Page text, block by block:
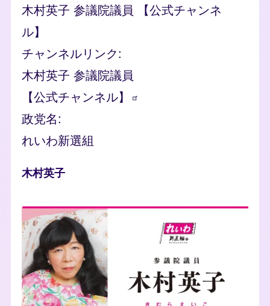
木村英子 参議院議員 【公式チャンネ
ル】
チャンネルリンク
木村英子 参議院議員
【公式チャンネル】
政党名
れいわ新選組
木村英子
photo